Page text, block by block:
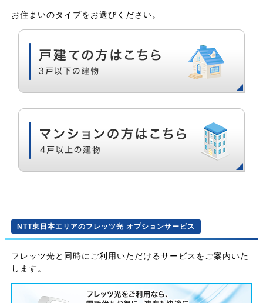
お住まいのタイプをお選びください。
NTT東日本エリアのフレッツ光 オプションサービス
フレッツ光と同時にご利用いただけるサービスをご案内いた
します。